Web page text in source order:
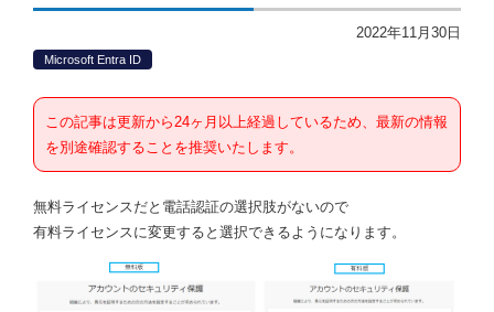
2022年11月30日
Microsoft Entra ID
この記事は更新から24ヶ月以上経過しているため、最新の情報
を別途確認することを推奨いたします。
無料ライセンスだと電話認証の選択肢がないので
有料ライセンスに変更すると選択できるようになります。